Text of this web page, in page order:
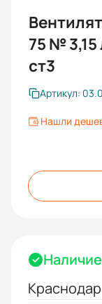
75 № 3,15
ст3
Артикул:
Нашли